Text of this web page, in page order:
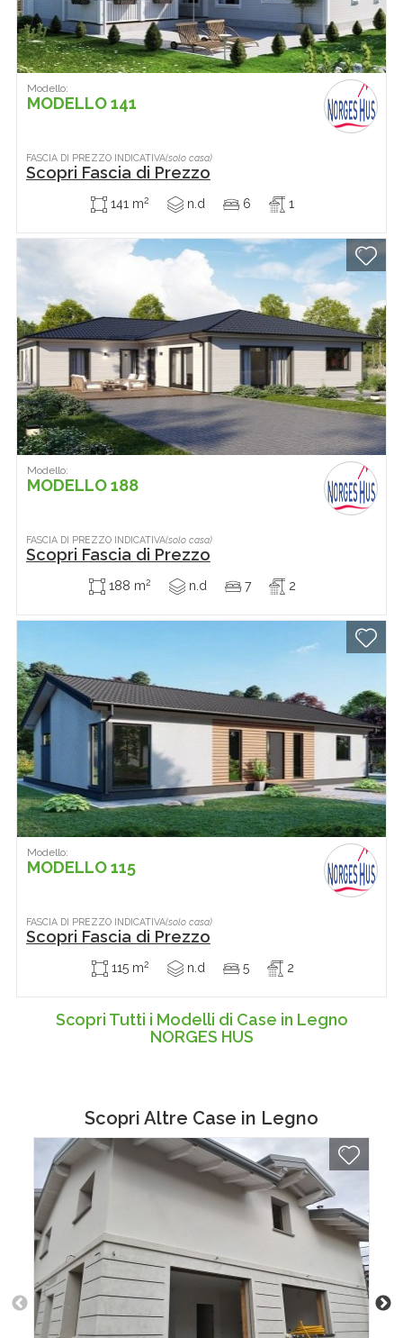
Modello:
MODELLO 141
FASCIA DI PREZZO INDICATIVA(solo casa)
Scopri Fascia di Prezzo
141 m2 n.d 6 1
Modello:
MODELLO 188
FASCIA DI PREZZO INDICATIVA(solo casa)
Scopri Fascia di Prezzo
188 m2 n.d 7 2
Modello:
MODELLO 115
FASCIA DI PREZZO INDICATIVA(solo casa)
Scopri Fascia di Prezzo
115 m2 n.d 5 2
Scopri Tutti i Modelli di Case in Legno
NORGES HUS
Scopri Altre Case in Legno